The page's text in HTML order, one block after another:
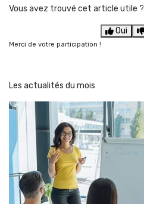
Vous avez trouvé cet article utile ?
Oui
Merci de votre participation !
Les actualités du mois